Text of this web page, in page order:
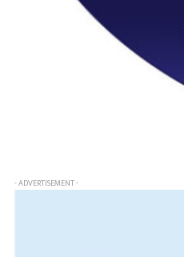
- ADVERTISEMENT -